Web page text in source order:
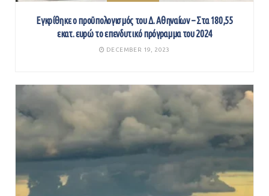
Εγκρίθηκε ο προϋπολογισμός του Δ. Αθηναίων – Στα 180,55
εκατ. ευρώ το επενδυτικό πρόγραμμα του 2024
DECEMBER 19, 2023